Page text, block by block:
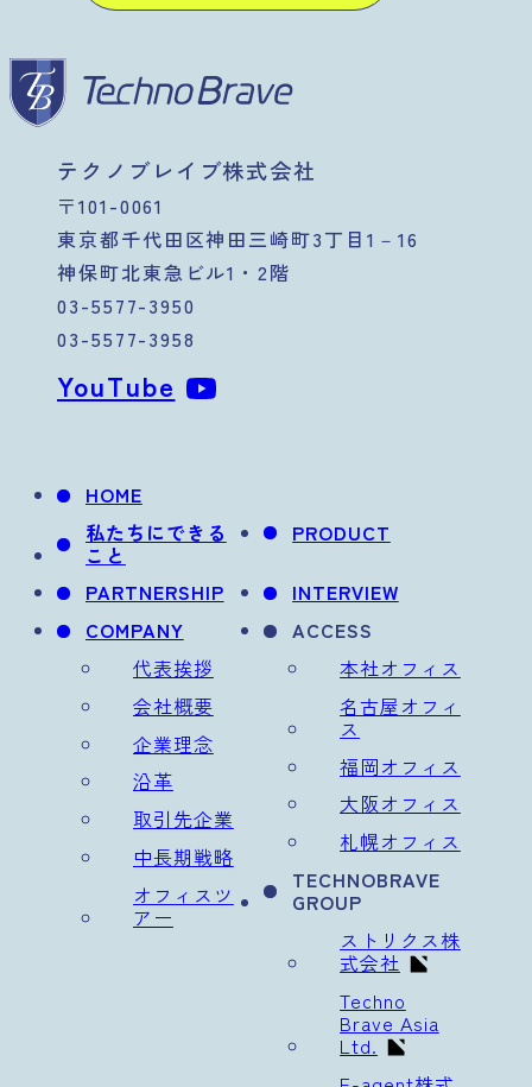
テクノブレイブ株式会社
〒101-0061
東京都千代田区神田三崎町3丁目1－16
神保町北東急ビル1・2階
03-5577-3950
03-5577-3958
YouTube
HOME
私たちにできる
こと
PRODUCT
PARTNERSHIP
INTERVIEW
COMPANY
代表挨拶
会社概要
企業理念
沿革
取引先企業
中長期戦略
オフィスツ
アー
ACCESS
本社オフィス
名古屋オフィ
ス
福岡オフィス
大阪オフィス
札幌オフィス
TECHNOBRAVE
GROUP
ストリクス株
式会社
Techno
Brave Asia
Ltd.